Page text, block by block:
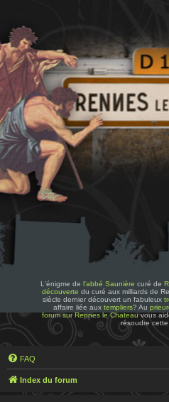
L'énigme de l'abbé Saunière curé de
découverte du curé aux milliards de
siècle dernier découvert un fabuleux
affaire liée aux templiers? Au
forum sur Rennes le Chateauvous
résoudre
FAQ
Index du forum